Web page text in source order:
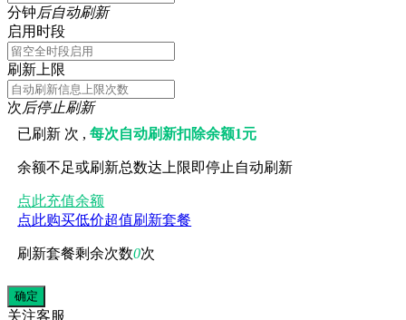
分钟后自动刷新
启用时段
刷新上限
次后停止刷新
已刷新 次 ,每次自动刷新扣除余额1元
余额不足或刷新总数达上限即停止自动刷新
点此充值余额
点此购买低价超值刷新套餐
刷新套餐剩余次数0次
关注客服